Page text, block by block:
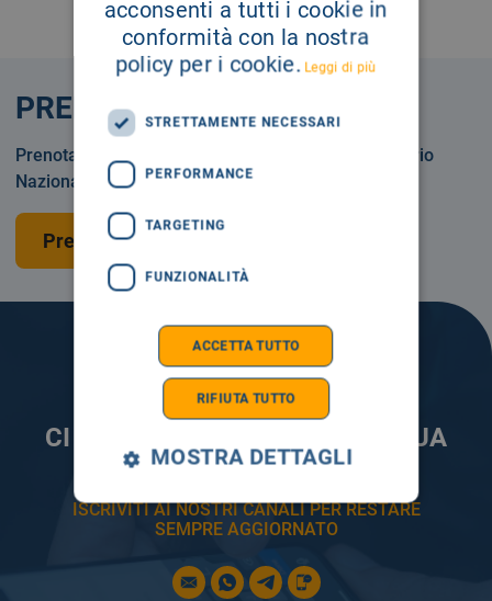
CI PRENDIAMO CURA DELLA TUA
INFORMAZIONE
ISCRIVITI AI NOSTRI CANALI PER RESTARE
SEMPRE AGGIORNATO
PRENOTA
Prenotare una visita o un esame in Servizio Sanitario
Nazionale o privatamente.
Prenota una visita
acconsenti a tutti i cookie in
conformità con la nostra
policy per i cookie. Leggi di più
STRETTAMENTE NECESSARI
PERFORMANCE
TARGETING
FUNZIONALITÀ
ACCETTA TUTTO
RIFIUTA TUTTO
MOSTRA DETTAGLI